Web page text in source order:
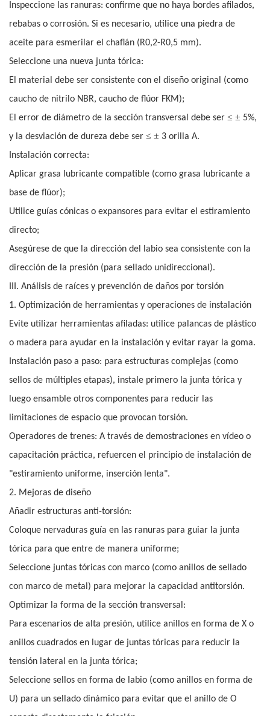
Inspeccione las ranuras: confirme que no haya bordes afilados,
rebabas o corrosión. Si es necesario, utilice una piedra de
aceite para esmerilar el chaflán (R0,2-R0,5 mm).
Seleccione una nueva junta tórica:
El material debe ser consistente con el diseño original (como
caucho de nitrilo NBR, caucho de flúor FKM);
El error de diámetro de la sección transversal debe ser ≤ ± 5%,
y la desviación de dureza debe ser ≤ ± 3 orilla A.
Instalación correcta:
Aplicar grasa lubricante compatible (como grasa lubricante a
base de flúor);
Utilice guías cónicas o expansores para evitar el estiramiento
directo;
Asegúrese de que la dirección del labio sea consistente con la
dirección de la presión (para sellado unidireccional).
III. Análisis de raíces y prevención de daños por torsión
1. Optimización de herramientas y operaciones de instalación
Evite utilizar herramientas afiladas: utilice palancas de plástico
o madera para ayudar en la instalación y evitar rayar la goma.
Instalación paso a paso: para estructuras complejas (como
sellos de múltiples etapas), instale primero la junta tórica y
luego ensamble otros componentes para reducir las
limitaciones de espacio que provocan torsión.
Operadores de trenes: A través de demostraciones en vídeo o
capacitación práctica, refuercen el principio de instalación de
"estiramiento uniforme, inserción lenta".
2. Mejoras de diseño
Añadir estructuras anti-torsión:
Coloque nervaduras guía en las ranuras para guiar la junta
tórica para que entre de manera uniforme;
Seleccione juntas tóricas con marco (como anillos de sellado
con marco de metal) para mejorar la capacidad antitorsión.
Optimizar la forma de la sección transversal:
Para escenarios de alta presión, utilice anillos en forma de X o
anillos cuadrados en lugar de juntas tóricas para reducir la
tensión lateral en la junta tórica;
Seleccione sellos en forma de labio (como anillos en forma de
U) para un sellado dinámico para evitar que el anillo de O